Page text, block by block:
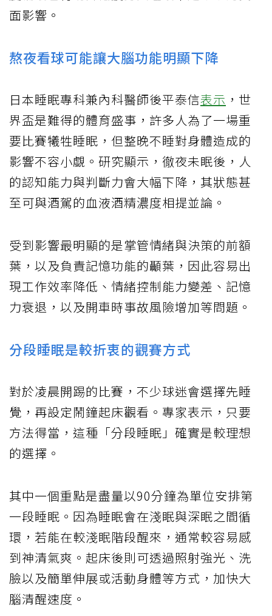
面影響。
熬夜看球可能讓大腦功能明顯下降
日本睡眠專科兼內科醫師後平泰信表示 ，世
界盃是難得的體育盛事，許多人為了一場重
要比賽犧牲睡眠，但整晚不睡對身體造成的
影響不容小覷。研究顯示，徹夜未眠後，人
的認知能力與判斷力會大幅下降，其狀態甚
至可與酒駕的血液酒精濃度相提並論。
受到影響最明顯的是掌管情緒與決策的前額
葉，以及負責記憶功能的顳葉，因此容易出
現工作效率降低、情緒控制能力變差、記憶
力衰退，以及開車時事故風險增加等問題。
分段睡眠是較折衷的觀賽方式
對於凌晨開踢的比賽，不少球迷會選擇先睡
覺，再設定鬧鐘起床觀看。專家表示，只要
方法得當，這種「分段睡眠」確實是較理想
的選擇。
其中一個重點是盡量以90分鐘為單位安排第
一段睡眠。因為睡眠會在淺眠與深眠之間循
環，若能在較淺眠階段醒來，通常較容易感
到神清氣爽。起床後則可透過照射強光、洗
臉以及簡單伸展或活動身體等方式，加快大
腦清醒速度。